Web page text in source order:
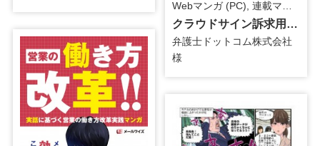
クラウドサイン訴求用_第2話～第5話_Webマンガ
弁護士ドットコム株式会社
様